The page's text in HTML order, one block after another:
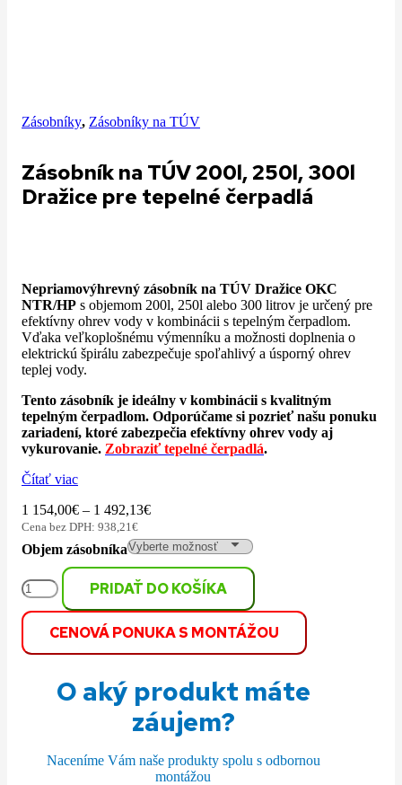
Zásobníky, Zásobníky na TÚV
Zásobník na TÚV 200l, 250l, 300l
Dražice pre tepelné čerpadlá
Nepriamovýhrevný zásobník na TÚV Dražice OKC
NTR/HP s objemom 200l, 250l alebo 300 litrov je určený pre
efektívny ohrev vody v kombinácii s tepelným čerpadlom.
Vďaka veľkoplošnému výmenníku a možnosti doplnenia o
elektrickú špirálu zabezpečuje spoľahlivý a úsporný ohrev
teplej vody.
Tento zásobník je ideálny v kombinácii s kvalitným
tepelným čerpadlom. Odporúčame si pozrieť našu ponuku
zariadení, ktoré zabezpečia efektívny ohrev vody aj
vykurovanie. Zobraziť tepelné čerpadlá.
Čítať viac
1 154,00€ – 1 492,13€
Cena bez DPH: 938,21 €
Objem zásobníka
množstvo
Zásobník
na
TÚV
200l,
Dražice
PRIDAŤ DO KOŠÍKA
CENOVÁ PONUKA S MONTÁŽOU
O aký produkt máte
záujem?
Naceníme Vám naše produkty spolu s odbornou
montážou